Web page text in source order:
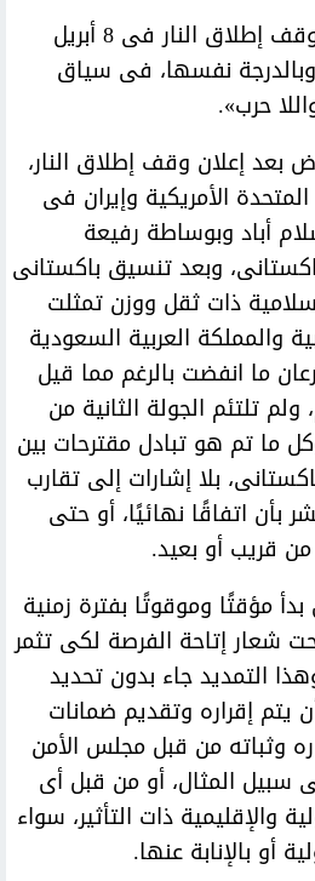
كذلك فإن ما يدور منذ وقف إطلاق النار فى 8 أبريل
وبالدرجة نفسها، فى سياق
حرب».
بعد إعلان وقف إطلاق النار،
الأمريكية وإيران فى
أباد وبوساطة رفيعة
وبعد تنسيق باكستانى
ذات ثقل ووزن تمثلت
والمملكة العربية السعودية
ما انفضت بالرغم مما قيل
تلتئم الجولة الثانية من
ما تم هو تبادل مقترحات بين
بلا إشارات إلى تقارب
بأن اتفاقًا نهائيًا، أو حتى
قريب أو بعيد.
مؤقتًا وموقوتًا بفترة زمنية
شعار إتاحة الفرصة لكى تثمر
التمديد جاء بدون تحديد
يتم إقراره وتقديم ضمانات
وثباته من قبل مجلس الأمن
سبيل المثال، أو من قبل أى
والإقليمية ذات التأثير، سواء
أو بالإنابة عنها.